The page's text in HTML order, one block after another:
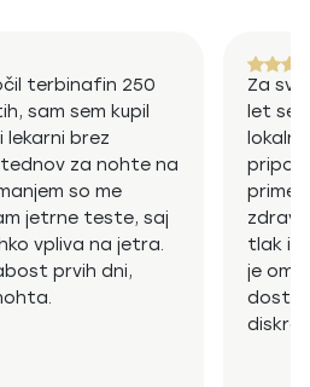
znanje s praktičnimi izkušnjami
rezultatov. Dr. Vidmar
na več kl...
terbinafin 250
sam sem kupil
brez
za nohte na
so me
jetrne teste, saj
vpliva na jetra.
prvih dni,
Za
let
tlak in
je